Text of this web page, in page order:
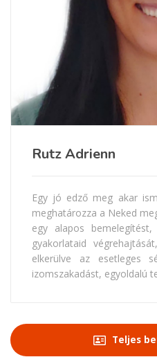
Rutz Adrienn
Egy jó edző meg akar
meghatározza a Neked
egy alapos
gyakorlataid
elkerülve az esetleges
izomszakadást, egyoldalú
Teljes